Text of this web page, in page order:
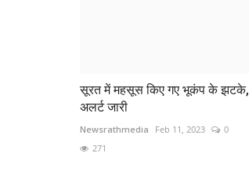
सूरत में महसूस किए गए भूकंप के झटके,
अलर्ट जारी
Newsrathmedia Feb 11, 2023
0
271